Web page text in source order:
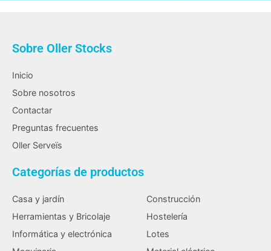
Sobre Oller Stocks
Inicio
Sobre nosotros
Contactar
Preguntas frecuentes
Oller Serveïs
Categorías de productos
Casa y jardín
Construcción
Herramientas y Bricolaje
Hostelería
Informática y electrónica
Lotes